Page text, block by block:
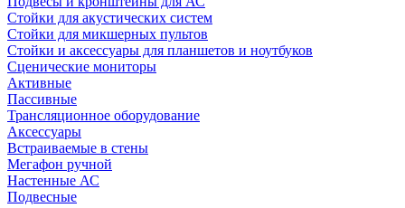
Стойки для акустических систем
Стойки для микшерных пультов
Стойки и аксессуары для планшетов и ноутбуков
Сценические мониторы
Активные
Пассивные
Трансляционное оборудование
Аксессуары
Встраиваемые в стены
Мегафон ручной
Настенные АС
Подвесные